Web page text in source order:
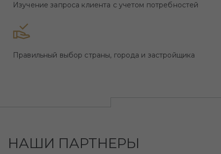
Изучение запроса клиента с учетом потребностей
Правильный выбор страны, города и застройщика
НАШИ ПАРТНЕРЫ